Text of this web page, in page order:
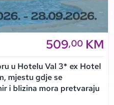
509,00 KM
u Hotelu Val 3* ex Hotel
mjestu gdje se
i blizina mora pretvaraju